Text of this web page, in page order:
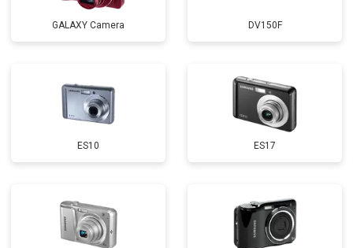
GALAXY Camera DV150F
ES10 ES17